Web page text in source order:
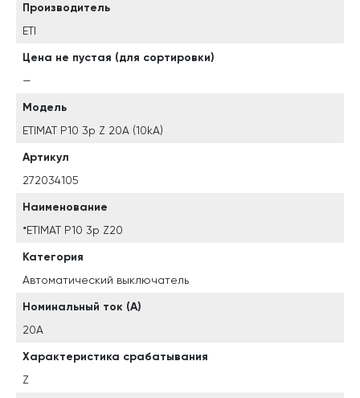
Производитель
ETI
Цена не пустая (для сортировки)
—
Модель
ETIMAT P10 3p Z 20A (10kA)
Артикул
272034105
Наименование
*ETIMAT P10 3p Z20
Категория
Автоматический выключатель
Номинальный ток (A)
20A
Характеристика срабатывания
Z